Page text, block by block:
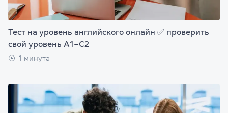
Тест на уровень английского онлайн ✅ проверить
свой уровень А1–С2
1 минута